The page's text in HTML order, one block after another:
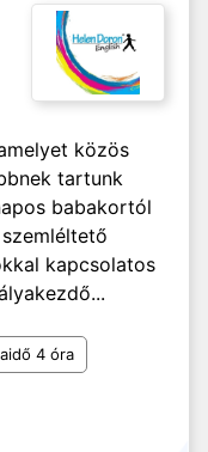
közös
tartunk
babakortól
kapcsolatos
4 óra